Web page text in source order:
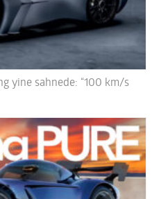
yine sahnede: “100 km/s